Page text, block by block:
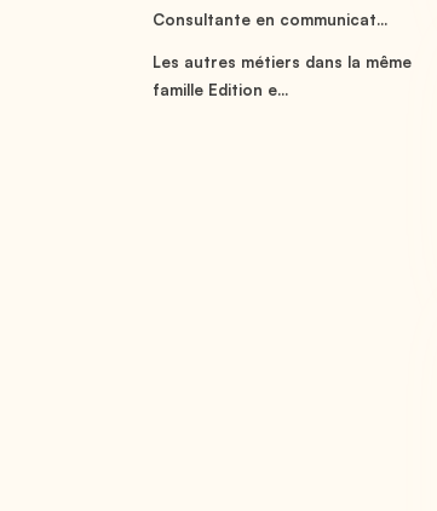
Consultante en communicat...
Les autres métiers dans la même
famille Edition e...